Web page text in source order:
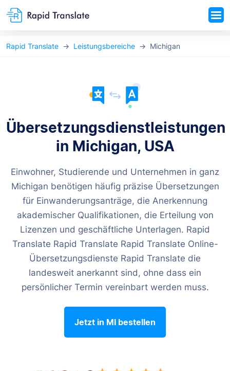
Rapid Translate Leistungsbereiche Michigan
Übersetzungsdienstleistungen
in Michigan, USA
Einwohner, Studierende und Unternehmen in ganz
Michigan benötigen häufig präzise Übersetzungen
für Einwanderungsanträge, die Anerkennung
akademischer Qualifikationen, die Erteilung von
Lizenzen und geschäftliche Unterlagen. Rapid
Translate Rapid Translate Rapid Translate Online-
Übersetzungsdienste Rapid Translate die
landesweit anerkannt sind, ohne dass ein
persönlicher Termin vereinbart werden muss.
Jetzt in MI bestellen